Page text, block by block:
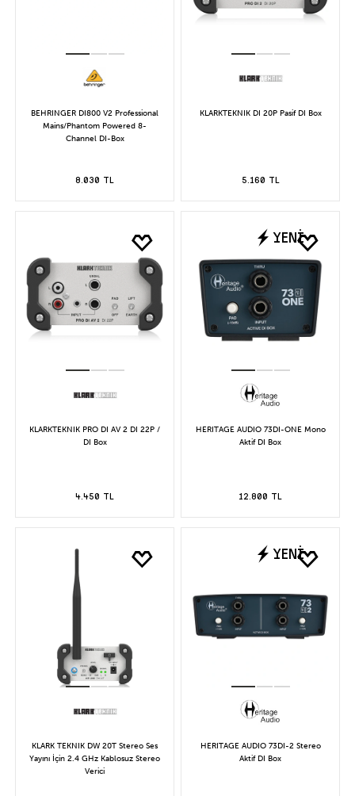
BEHRINGER DI800 V2 Professional
Mains/Phantom Powered 8-
Channel DI-Box
8.030 TL
KLARKTEKNIK DI 20P Pasif DI Box
5.160 TL
KLARKTEKNIK PRO DI AV 2 DI 22P /
DI Box
4.450 TL
YENİ
HERITAGE AUDIO 73DI-ONE Mono
Aktif DI Box
12.800 TL
KLARK TEKNIK DW 20T Stereo Ses
Yayını İçin 2.4 GHz Kablosuz Stereo
Verici
YENİ
HERITAGE AUDIO 73DI-2 Stereo
Aktif DI Box